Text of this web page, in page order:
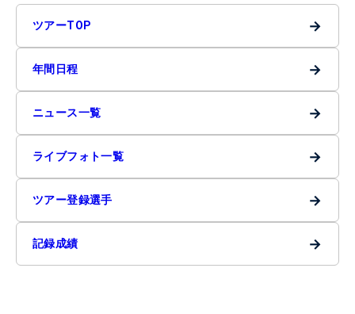
ツアーTOP →
年間日程 →
ニュース一覧 →
ライブフォト一覧 →
ツアー登録選手 →
記録成績 →